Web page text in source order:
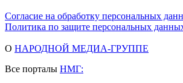
Согласие на обработку персональных
Политика по защите персональных
О НАРОДНОЙ МЕДИА-ГРУППЕ
Все порталы НМГ: